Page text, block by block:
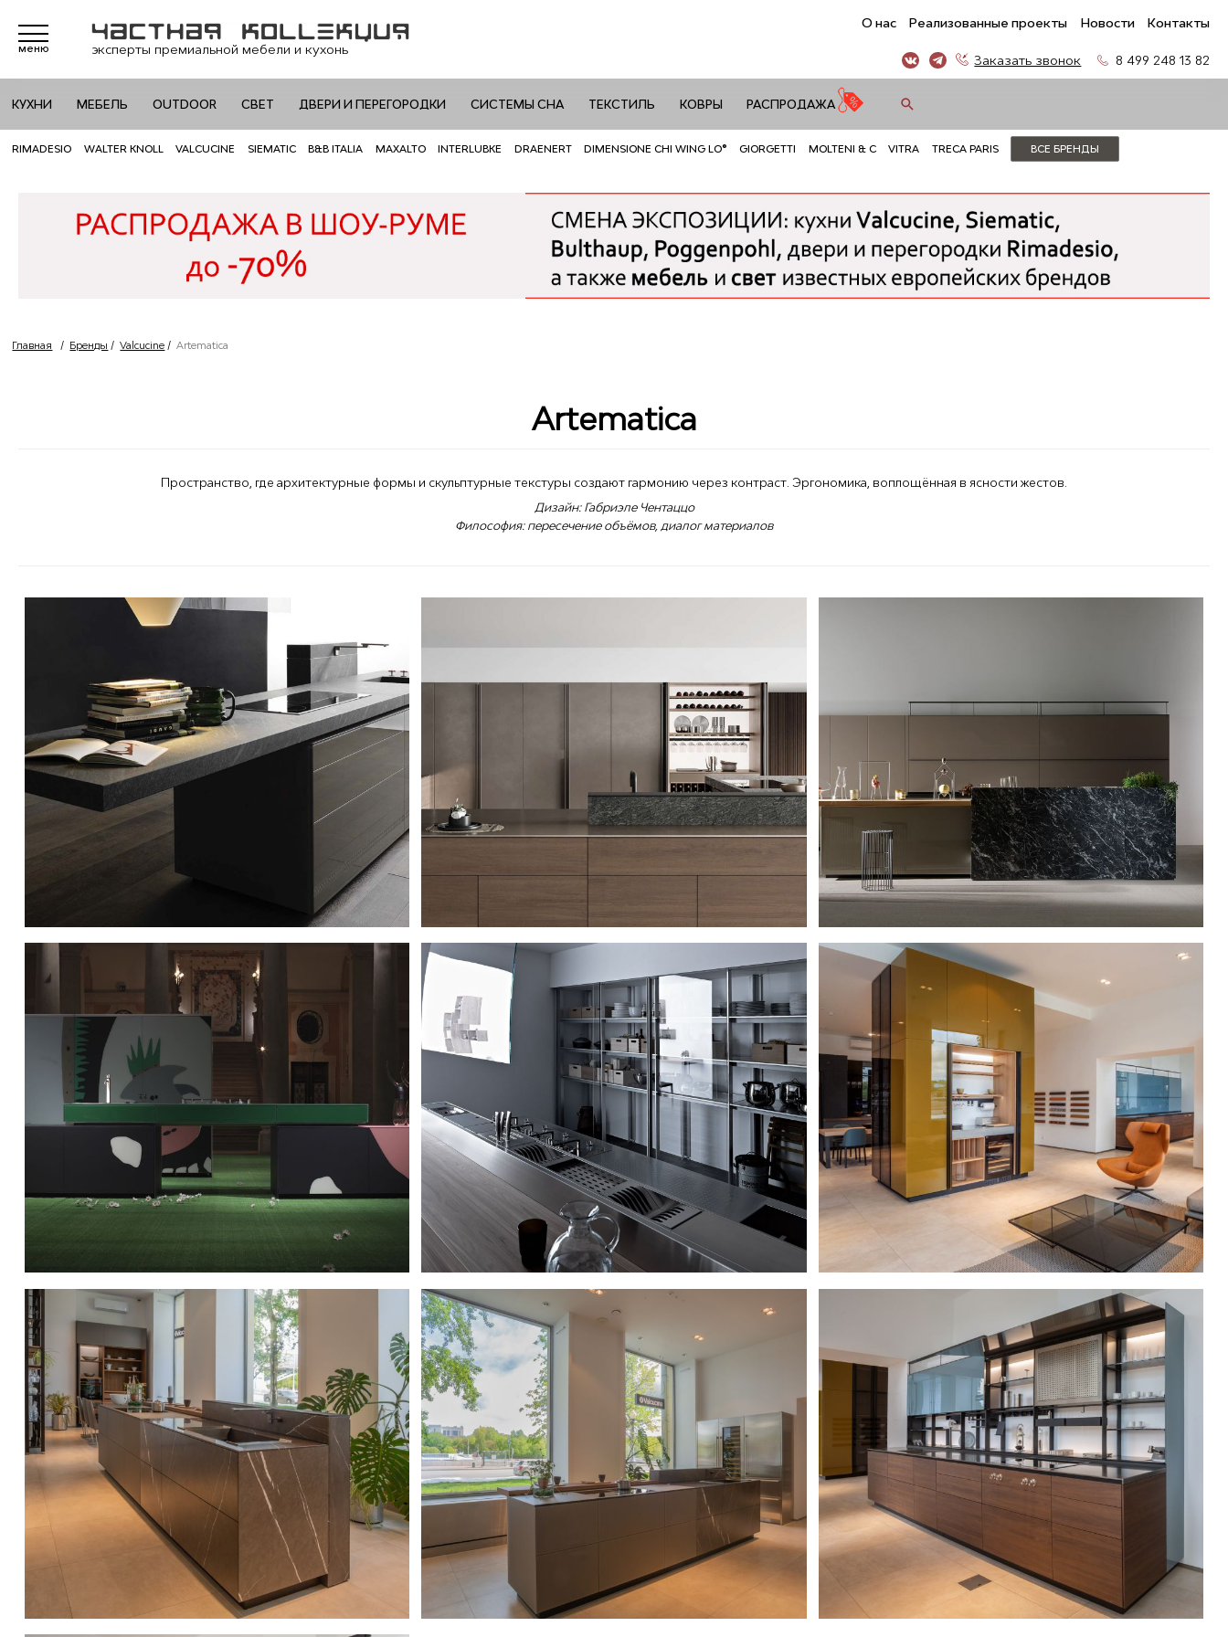
меню эксперты премиальной мебели и кухонь
О нас Реализованные проекты Новости Контакты
Заказать звонок 8 499 248 13 82
КУХНИ МЕБЕЛЬ OUTDOOR СВЕТ ДВЕРИ И ПЕРЕГОРОДКИ СИСТЕМЫ СНА ТЕКСТИЛЬ КОВРЫ РАСПРОДАЖА
RIMADESIO WALTER KNOLL VALCUCINE SIEMATIC B&B ITALIA MAXALTO INTERLUBKE DRAENERT DIMENSIONE CHI WING LO® GIORGETTI MOLTENI & C VITRA TRECA PARIS ВСЕ БРЕНДЫ
Главная / Бренды /Valcucine /Artematica
Artematica
Пространство, где архитектурные формы и скульптурные текстуры создают гармонию через контраст. Эргономика, воплощённая в ясности жестов.
Дизайн: Габриэле Чентаццо
Философия: пересечение объёмов, диалог материалов